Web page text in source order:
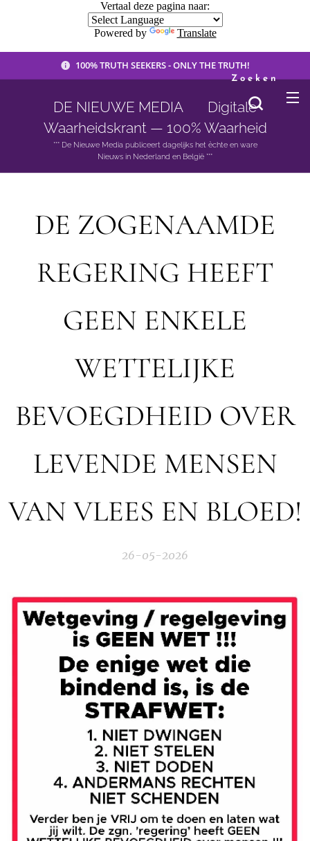
Vertaal deze pagina naar:
Powered by Translate
100% TRUTH SEEKERS - ONLY THE TRUTH!
DE NIEUWE MEDIA 🟣 Digitale
Waarheidskrant — 100% Waarheid
*** De Nieuwe Media publiceert dagelijks het èchte en ware
Nieuws in Nederland en België ***
Zoeken
DE ZOGENAAMDE
REGERING HEEFT
GEEN ENKELE
WETTELIJKE
BEVOEGDHEID OVER
LEVENDE MENSEN
VAN VLEES EN BLOED!
26-05-2026